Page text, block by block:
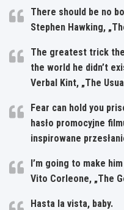
There should be no
Stephen Hawking,
The greatest trick
the world he didn’t
Verbal Kint, „The
Fear can hold you
hasło promocyjne
inspirowane
I’m going to make
Vito Corleone, „The
Hasta la vista, baby.